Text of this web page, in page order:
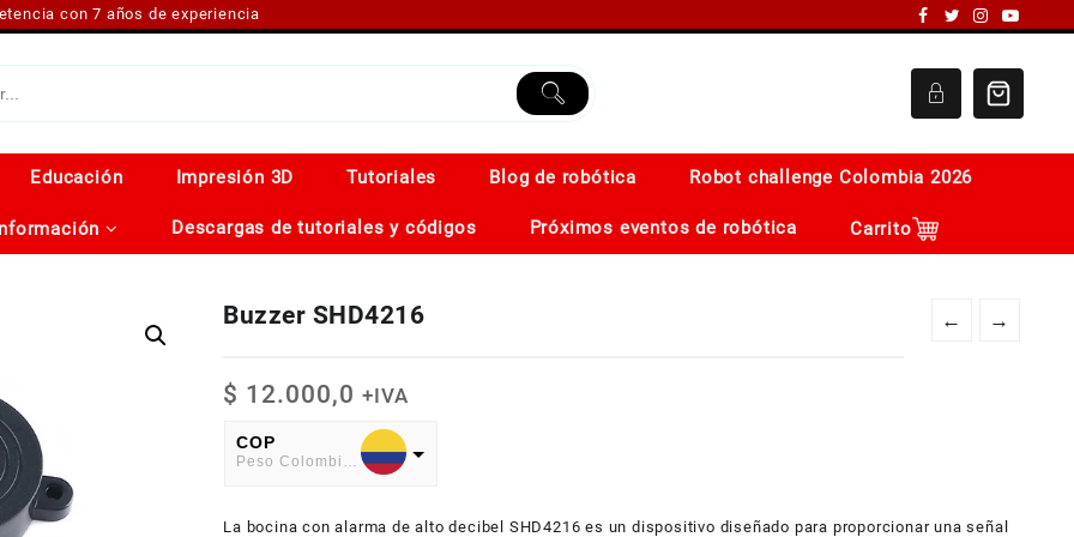
con 7 años de experiencia
Educación Impresión 3D Tutoriales Blog de robótica Robot challenge Colombia 2026
Descargas de tutoriales y códigos Próximos eventos de robótica Carrito
← →
Buzzer SHD4216
$ 12.000,0 +IVA
COP
Peso Colombiano
American Dollar
La bocina con alarma de alto decibel SHD4216 es un dispositivo diseñado para proporcionar una señal